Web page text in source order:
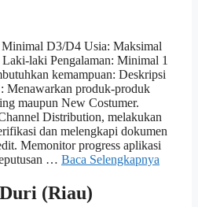
Minimal D3/D4 Usia: Maksimal
laki Pengalaman: Minimal 1
kemampuan: Deskripsi
Menawarkan produk-produk
maupun New Costumer.
Distribution, melakukan
dan melengkapi dokumen
Memonitor progress aplikasi
… Baca Selengkapnya
(Riau)